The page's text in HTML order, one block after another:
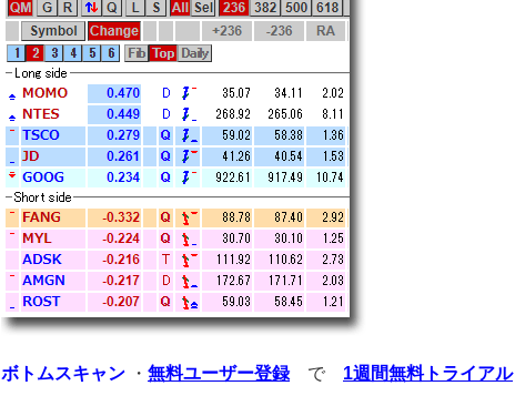
ボトムスキャン ・ 無料ユーザー登録で 1週間無料トライアル